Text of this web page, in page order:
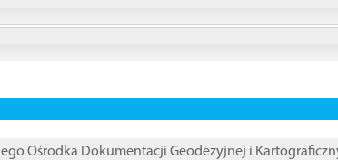
Ośrodka Dokumentacji Geodezyjnej i